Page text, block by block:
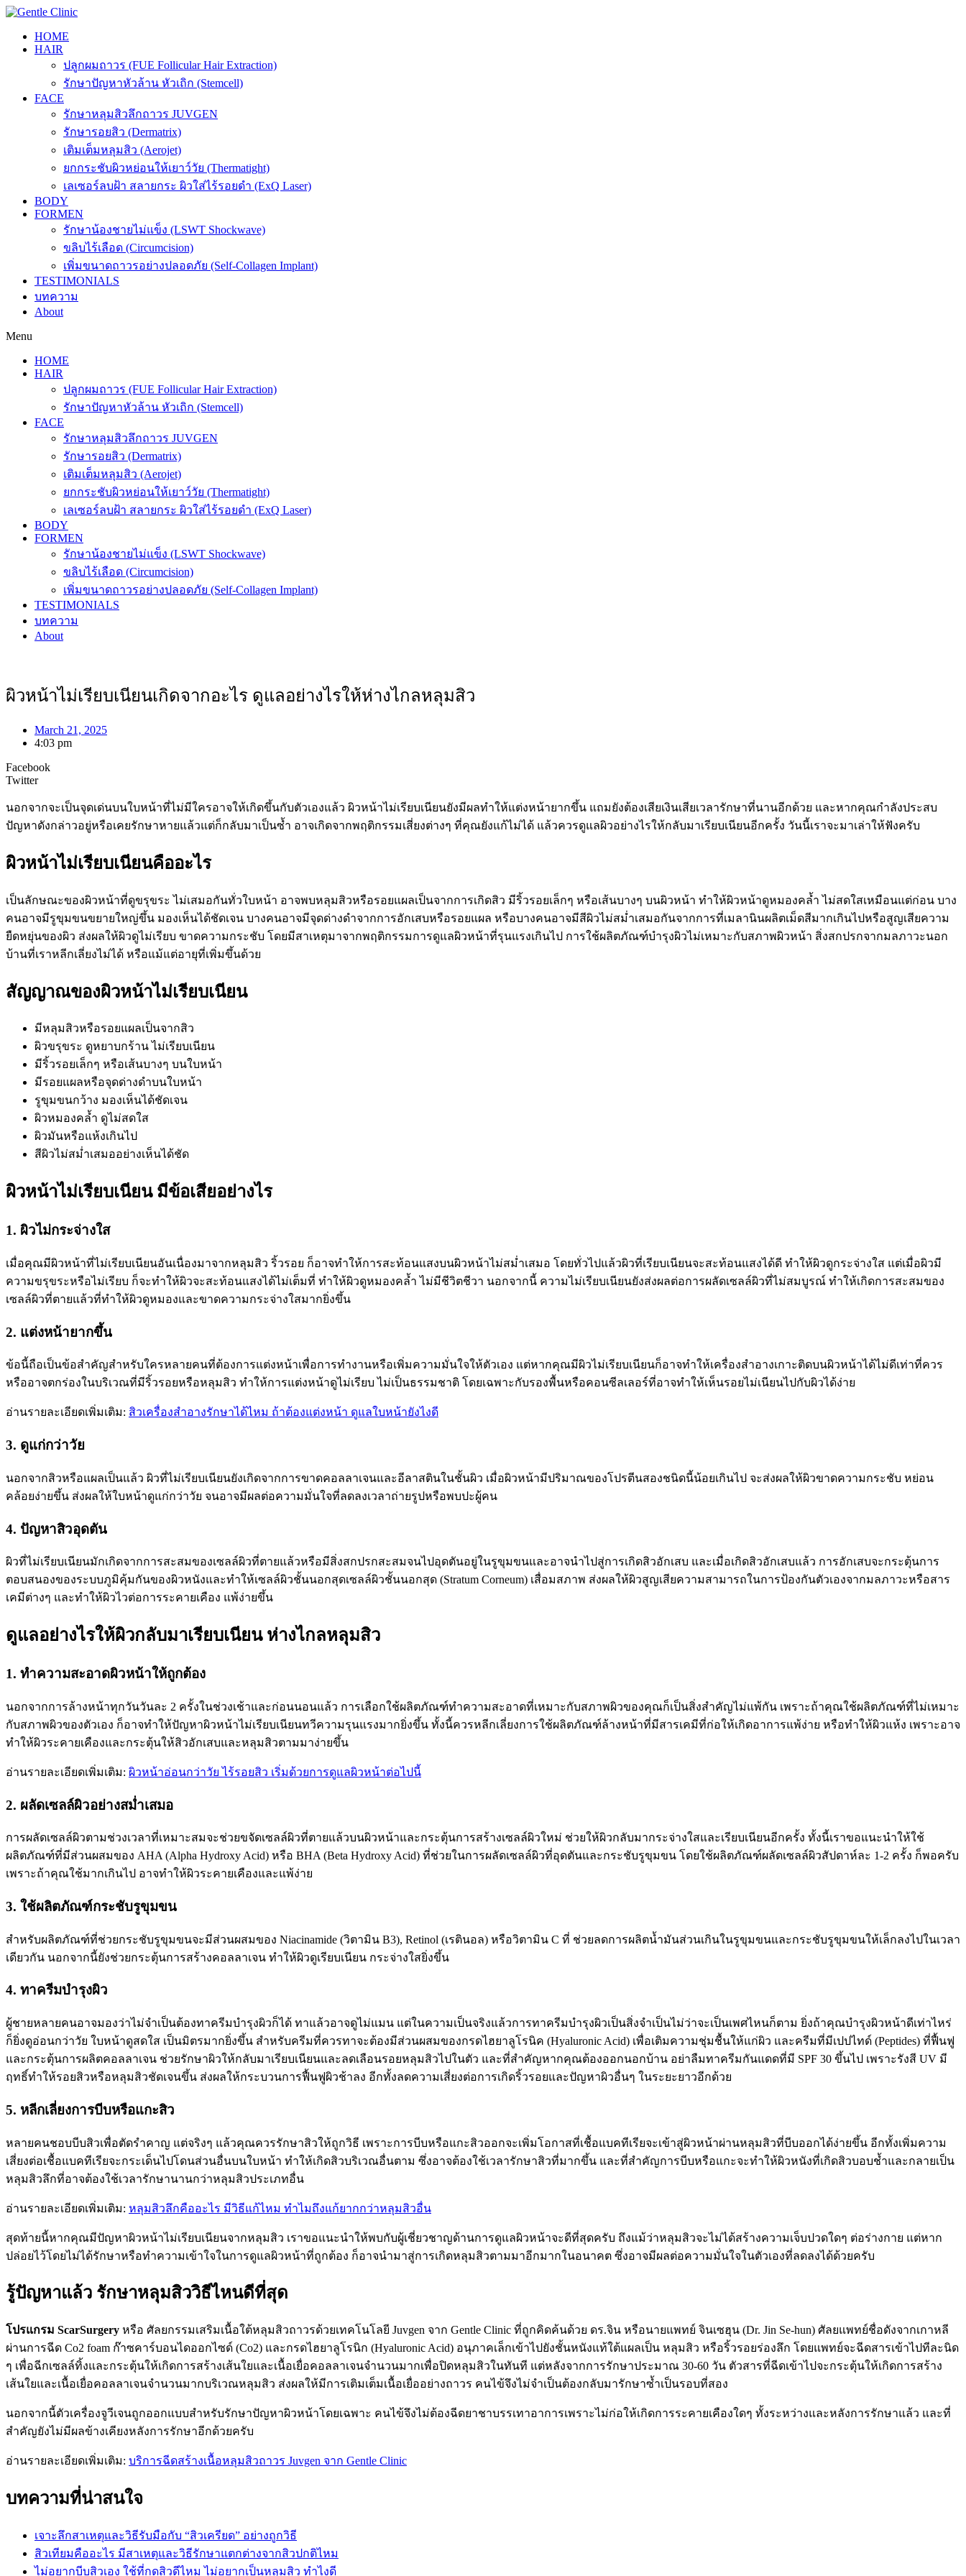
Skip
contentHOME
HAIR
ปลูกผมถาวร (FUE Follicular Hair Extraction)
รักษาปัญหาหัวล้าน หัวเถิก (Stemcell)
FACE
รักษาหลุมสิวลึกถาวร JUVGEN
รักษารอยสิว (Dermatrix)
เติมเต็มหลุมสิว (Aerojet)
ยกกระชับผิวหย่อนให้เยาว์วัย (Thermatight)
เลเซอร์ลบฝ้า สลายกระ ผิวใส่ไร้รอยดำ (ExQ Laser)
BODY
FORMEN
รักษาน้องชายไม่แข็ง (LSWT Shockwave)
ขลิบไร้เลือด (Circumcision)
เพิ่มขนาดถาวรอย่างปลอดภัย (Self-Collagen Implant)
TESTIMONIALS
บทความ
About
Menu
HOME
HAIR
ปลูกผมถาวร (FUE Follicular Hair Extraction)
รักษาปัญหาหัวล้าน หัวเถิก (Stemcell)
FACE
รักษาหลุมสิวลึกถาวร JUVGEN
รักษารอยสิว (Dermatrix)
เติมเต็มหลุมสิว (Aerojet)
ยกกระชับผิวหย่อนให้เยาว์วัย (Thermatight)
เลเซอร์ลบฝ้า สลายกระ ผิวใส่ไร้รอยดำ (ExQ Laser)
BODY
FORMEN
รักษาน้องชายไม่แข็ง (LSWT Shockwave)
ขลิบไร้เลือด (Circumcision)
เพิ่มขนาดถาวรอย่างปลอดภัย (Self-Collagen Implant)
TESTIMONIALS
บทความ
About
ผิวหน้าไม่เรียบเนียนเกิดจากอะไร ดูแลอย่างไรให้ห่างไกลหลุมสิว
March 21, 2025
4:03 pm
Facebook
Twitter
นอกจากจะเป็นจุดเด่นบนใบหน้าที่ไม่มีใครอาจให้เกิดขึ้นกับตัวเองแล้ว ผิวหน้าไม่เรียบเนียนยังมีผลทำให้แต่งหน้ายากขึ้น แถมยังต้องเสียเงินเสียเวลารักษาที่นานอีกด้วย และหากคุณกำลังประสบ
ปัญหาดังกล่าวอยู่หรือเคยรักษาหายแล้วแต่ก็กลับมาเป็นซ้ำ อาจเกิดจากพฤติกรรมเสี่ยงต่างๆ ที่คุณยังแก้ไม่ได้ แล้วควรดูแลผิวอย่างไรให้กลับมาเรียบเนียนอีกครั้ง วันนี้เราจะมาเล่าให้ฟังครับ
ผิวหน้าไม่เรียบเนียนคืออะไร
เป็นลักษณะของผิวหน้าที่ดูขรุขระ ไม่เสมอกันทั่วใบหน้า อาจพบหลุมสิวหรือรอยแผลเป็นจากการเกิดสิว มีริ้วรอยเล็กๆ หรือเส้นบางๆ บนผิวหน้า ทำให้ผิวหน้าดูหมองคล้ำ ไม่สดใสเหมือนแต่ก่อน บาง
คนอาจมีรูขุมขนขยายใหญ่ขึ้น มองเห็นได้ชัดเจน บางคนอาจมีจุดด่างดำจากการอักเสบหรือรอยแผล หรือบางคนอาจมีสีผิวไม่สม่ำเสมอกันจากการที่เมลานินผลิตเม็ดสีมากเกินไปหรือสูญเสียความ
ยืดหยุ่นของผิว ส่งผลให้ผิวดูไม่เรียบ ขาดความกระชับ โดยมีสาเหตุมาจากพฤติกรรมการดูแลผิวหน้าที่รุนแรงเกินไป การใช้ผลิตภัณฑ์บำรุงผิวไม่เหมาะกับสภาพผิวหน้า สิ่งสกปรกจากมลภาวะนอก
บ้านที่เราหลีกเลี่ยงไม่ได้ หรือแม้แต่อายุที่เพิ่มขึ้นด้วย
สัญญาณของผิวหน้าไม่เรียบเนียน
มีหลุมสิวหรือรอยแผลเป็นจากสิว
ผิวขรุขระ ดูหยาบกร้าน ไม่เรียบเนียน
มีริ้วรอยเล็กๆ หรือเส้นบางๆ บนใบหน้า
มีรอยแผลหรือจุดด่างดำบนใบหน้า
รูขุมขนกว้าง มองเห็นได้ชัดเจน
ผิวหมองคล้ำ ดูไม่สดใส
ผิวมันหรือแห้งเกินไป
สีผิวไม่สม่ำเสมออย่างเห็นได้ชัด
ผิวหน้าไม่เรียบเนียน มีข้อเสียอย่างไร
1. ผิวไม่กระจ่างใส
เมื่อคุณมีผิวหน้าที่ไม่เรียบเนียนอันเนื่องมาจากหลุมสิว ริ้วรอย ก็อาจทำให้การสะท้อนแสงบนผิวหน้าไม่สม่ำเสมอ โดยทั่วไปแล้วผิวที่เรียบเนียนจะสะท้อนแสงได้ดี ทำให้ผิวดูกระจ่างใส แต่เมื่อผิวมี
ความขรุขระหรือไม่เรียบ ก็จะทำให้ผิวจะสะท้อนแสงได้ไม่เต็มที่ ทำให้ผิวดูหมองคล้ำ ไม่มีชีวิตชีวา นอกจากนี้ ความไม่เรียบเนียนยังส่งผลต่อการผลัดเซลล์ผิวที่ไม่สมบูรณ์ ทำให้เกิดการสะสมของ
เซลล์ผิวที่ตายแล้วที่ทำให้ผิวดูหมองและขาดความกระจ่างใสมากยิ่งขึ้น
2. แต่งหน้ายากขึ้น
ข้อนี้ถือเป็นข้อสำคัญสำหรับใครหลายคนที่ต้องการแต่งหน้าเพื่อการทำงานหรือเพิ่มความมั่นใจให้ตัวเอง แต่หากคุณมีผิวไม่เรียบเนียนก็อาจทำให้เครื่องสำอางเกาะติดบนผิวหน้าได้ไม่ดีเท่าที่ควร
หรืออาจตกร่องในบริเวณที่มีริ้วรอยหรือหลุมสิว ทำให้การแต่งหน้าดูไม่เรียบ ไม่เป็นธรรมชาติ โดยเฉพาะกับรองพื้นหรือคอนซีลเลอร์ที่อาจทำให้เห็นรอยไม่เนียนไปกับผิวได้ง่าย
อ่านรายละเอียดเพิ่มเติม: สิวเครื่องสำอางรักษาได้ไหม ถ้าต้องแต่งหน้า ดูแลใบหน้ายังไงดี
3. ดูแก่กว่าวัย
นอกจากสิวหรือแผลเป็นแล้ว ผิวที่ไม่เรียบเนียนยังเกิดจากการขาดคอลลาเจนและอีลาสตินในชั้นผิว เมื่อผิวหน้ามีปริมาณของโปรตีนสองชนิดนี้น้อยเกินไป จะส่งผลให้ผิวขาดความกระชับ หย่อน
คล้อยง่ายขึ้น ส่งผลให้ใบหน้าดูแก่กว่าวัย จนอาจมีผลต่อความมั่นใจที่ลดลงเวลาถ่ายรูปหรือพบปะผู้คน
4. ปัญหาสิวอุดตัน
ผิวที่ไม่เรียบเนียนมักเกิดจากการสะสมของเซลล์ผิวที่ตายแล้วหรือมีสิ่งสกปรกสะสมจนไปอุดตันอยู่ในรูขุมขนและอาจนำไปสู่การเกิดสิวอักเสบ และเมื่อเกิดสิวอักเสบแล้ว การอักเสบจะกระตุ้นการ
ตอบสนองของระบบภูมิคุ้มกันของผิวหนังและทำให้เซลล์ผิวชั้นนอกสุดเซลล์ผิวชั้นนอกสุด (Stratum Corneum) เสื่อมสภาพ ส่งผลให้ผิวสูญเสียความสามารถในการป้องกันตัวเองจากมลภาวะหรือสาร
เคมีต่างๆ และทำให้ผิวไวต่อการระคายเคือง แพ้ง่ายขึ้น
ดูแลอย่างไรให้ผิวกลับมาเรียบเนียน ห่างไกลหลุมสิว
1. ทำความสะอาดผิวหน้าให้ถูกต้อง
นอกจากการล้างหน้าทุกวันวันละ 2 ครั้งในช่วงเช้าและก่อนนอนแล้ว การเลือกใช้ผลิตภัณฑ์ทำความสะอาดที่เหมาะกับสภาพผิวของคุณก็เป็นสิ่งสำคัญไม่แพ้กัน เพราะถ้าคุณใช้ผลิตภัณฑ์ที่ไม่เหมาะ
กับสภาพผิวของตัวเอง ก็อาจทำให้ปัญหาผิวหน้าไม่เรียบเนียนทวีความรุนแรงมากยิ่งขึ้น ทั้งนี้ควรหลีกเลี่ยงการใช้ผลิตภัณฑ์ล้างหน้าที่มีสารเคมีที่ก่อให้เกิดอาการแพ้ง่าย หรือทำให้ผิวแห้ง เพราะอาจ
ทำให้ผิวระคายเคืองและกระตุ้นให้สิวอักเสบและหลุมสิวตามมาง่ายขึ้น
อ่านรายละเอียดเพิ่มเติม: ผิวหน้าอ่อนกว่าวัย ไร้รอยสิว เริ่มด้วยการดูแลผิวหน้าต่อไปนี้
2. ผลัดเซลล์ผิวอย่างสม่ำเสมอ
การผลัดเซลล์ผิวตามช่วงเวลาที่เหมาะสมจะช่วยขจัดเซลล์ผิวที่ตายแล้วบนผิวหน้าและกระตุ้นการสร้างเซลล์ผิวใหม่ ช่วยให้ผิวกลับมากระจ่างใสและเรียบเนียนอีกครั้ง ทั้งนี้เราขอแนะนำให้ใช้
ผลิตภัณฑ์ที่มีส่วนผสมของ AHA (Alpha Hydroxy Acid) หรือ BHA (Beta Hydroxy Acid) ที่ช่วยในการผลัดเซลล์ผิวที่อุดตันและกระชับรูขุมขน โดยใช้ผลิตภัณฑ์ผลัดเซลล์ผิวสัปดาห์ละ 1-2 ครั้ง ก็พอครับ
เพราะถ้าคุณใช้มากเกินไป อาจทำให้ผิวระคายเคืองและแพ้ง่าย
3. ใช้ผลิตภัณฑ์กระชับรูขุมขน
สำหรับผลิตภัณฑ์ที่ช่วยกระชับรูขุมขนจะมีส่วนผสมของ Niacinamide (วิตามิน B3), Retinol (เรตินอล) หรือวิตามิน C ที่ ช่วยลดการผลิตน้ำมันส่วนเกินในรูขุมขนและกระชับรูขุมขนให้เล็กลงไปในเวลา
เดียวกัน นอกจากนี้ยังช่วยกระตุ้นการสร้างคอลลาเจน ทำให้ผิวดูเรียบเนียน กระจ่างใสยิ่งขึ้น
4. ทาครีมบำรุงผิว
ผู้ชายหลายคนอาจมองว่าไม่จำเป็นต้องทาครีมบำรุงผิวก็ได้ ทาแล้วอาจดูไม่แมน แต่ในความเป็นจริงแล้วการทาครีมบำรุงผิวเป็นสิ่งจำเป็นไม่ว่าจะเป็นเพศไหนก็ตาม ยิ่งถ้าคุณบำรุงผิวหน้าดีเท่าไหร่
ก็ยิ่งดูอ่อนกว่าวัย ใบหน้าดูสดใส เป็นมิตรมากยิ่งขึ้น สำหรับครีมที่ควรทาจะต้องมีส่วนผสมของกรดไฮยาลูโรนิค (Hyaluronic Acid) เพื่อเติมความชุ่มชื้นให้แก่ผิว และครีมที่มีเปปไทด์ (Peptides) ที่ฟื้นฟู
และกระตุ้นการผลิตคอลลาเจน ช่วยรักษาผิวให้กลับมาเรียบเนียนและลดเลือนรอยหลุมสิวไปในตัว และที่สำคัญหากคุณต้องออกนอกบ้าน อย่าลืมทาครีมกันแดดที่มี SPF 30 ขึ้นไป เพราะรังสี UV มี
ฤทธิ์ทำให้รอยสิวหรือหลุมสิวชัดเจนขึ้น ส่งผลให้กระบวนการฟื้นฟูผิวช้าลง อีกทั้งลดความเสี่ยงต่อการเกิดริ้วรอยและปัญหาผิวอื่นๆ ในระยะยาวอีกด้วย
5. หลีกเลี่ยงการบีบหรือแกะสิว
หลายคนชอบบีบสิวเพื่อตัดรำคาญ แต่จริงๆ แล้วคุณควรรักษาสิวให้ถูกวิธี เพราะการบีบหรือแกะสิวออกจะเพิ่มโอกาสที่เชื้อแบคทีเรียจะเข้าสู่ผิวหน้าผ่านหลุมสิวที่บีบออกได้ง่ายขึ้น อีกทั้งเพิ่มความ
เสี่ยงต่อเชื้อแบคทีเรียจะกระเด็นไปโดนส่วนอื่นบนใบหน้า ทำให้เกิดสิวบริเวณอื่นตาม ซึ่งอาจต้องใช้เวลารักษาสิวที่มากขึ้น และที่สำคัญการบีบหรือแกะจะทำให้ผิวหนังที่เกิดสิวบอบช้ำและกลายเป็น
หลุมสิวลึกที่อาจต้องใช้เวลารักษานานกว่าหลุมสิวประเภทอื่น
อ่านรายละเอียดเพิ่มเติม: หลุมสิวลึกคืออะไร มีวิธีแก้ไหม ทำไมถึงแก้ยากกว่าหลุมสิวอื่น
สุดท้ายนี้หากคุณมีปัญหาผิวหน้าไม่เรียบเนียนจากหลุมสิว เราขอแนะนำให้พบกับผู้เชี่ยวชาญด้านการดูแลผิวหน้าจะดีที่สุดครับ ถึงแม้ว่าหลุมสิวจะไม่ได้สร้างความเจ็บปวดใดๆ ต่อร่างกาย แต่หาก
ปล่อยไว้โดยไม่ได้รักษาหรือทำความเข้าใจในการดูแลผิวหน้าที่ถูกต้อง ก็อาจนำมาสู่การเกิดหลุมสิวตามมาอีกมากในอนาคต ซึ่งอาจมีผลต่อความมั่นใจในตัวเองที่ลดลงได้ด้วยครับ
รู้ปัญหาแล้ว รักษาหลุมสิววิธีไหนดีที่สุด
โปรแกรม ScarSurgery หรือ ศัลยกรรมเสริมเนื้อใต้หลุมสิวถาวรด้วยเทคโนโลยี Juvgen จาก Gentle Clinic ที่ถูกคิดค้นด้วย ดร.จิน หรือนายแพทย์ จินเซฮุน (Dr. Jin Se-hun) ศัลยแพทย์ชื่อดังจากเกาหลี
ผ่านการฉีด Co2 foam ก๊าซคาร์บอนไดออกไซด์ (Co2) และกรดไฮยาลูโรนิก (Hyaluronic Acid) อนุภาคเล็กเข้าไปยังชั้นหนังแท้ใต้แผลเป็น หลุมสิว หรือริ้วรอยร่องลึก โดยแพทย์จะฉีดสารเข้าไปทีละนิด
ๆ เพื่อฉีกเซลล์ทิ้งและกระตุ้นให้เกิดการสร้างเส้นใยและเนื้อเยื่อคอลลาเจนจำนวนมากเพื่อปิดหลุมสิวในทันที แต่หลังจากการรักษาประมาณ 30-60 วัน ตัวสารที่ฉีดเข้าไปจะกระตุ้นให้เกิดการสร้าง
เส้นใยและเนื้อเยื่อคอลลาเจนจำนวนมากบริเวณหลุมสิว ส่งผลให้มีการเติมเต็มเนื้อเยื่ออย่างถาวร คนไข้จึงไม่จำเป็นต้องกลับมารักษาซ้ำเป็นรอบที่สอง
นอกจากนี้ตัวเครื่องจูวีเจนถูกออกแบบสำหรับรักษาปัญหาผิวหน้าโดยเฉพาะ คนไข้จึงไม่ต้องฉีดยาชาบรรเทาอาการเพราะไม่ก่อให้เกิดการระคายเคืองใดๆ ทั้งระหว่างและหลังการรักษาแล้ว และที่
สำคัญยังไม่มีผลข้างเคียงหลังการรักษาอีกด้วยครับ
อ่านรายละเอียดเพิ่มเติม: บริการฉีดสร้างเนื้อหลุมสิวถาวร Juvgen จาก Gentle Clinic
บทความที่น่าสนใจ
เจาะลึกสาเหตุและวิธีรับมือกับ “สิวเครียด” อย่างถูกวิธี
สิวเทียมคืออะไร มีสาเหตุและวิธีรักษาแตกต่างจากสิวปกติไหม
ไม่อยากบีบสิวเอง ใช้ที่กดสิวดีไหม ไม่อยากเป็นหลุมสิว ทำไงดี